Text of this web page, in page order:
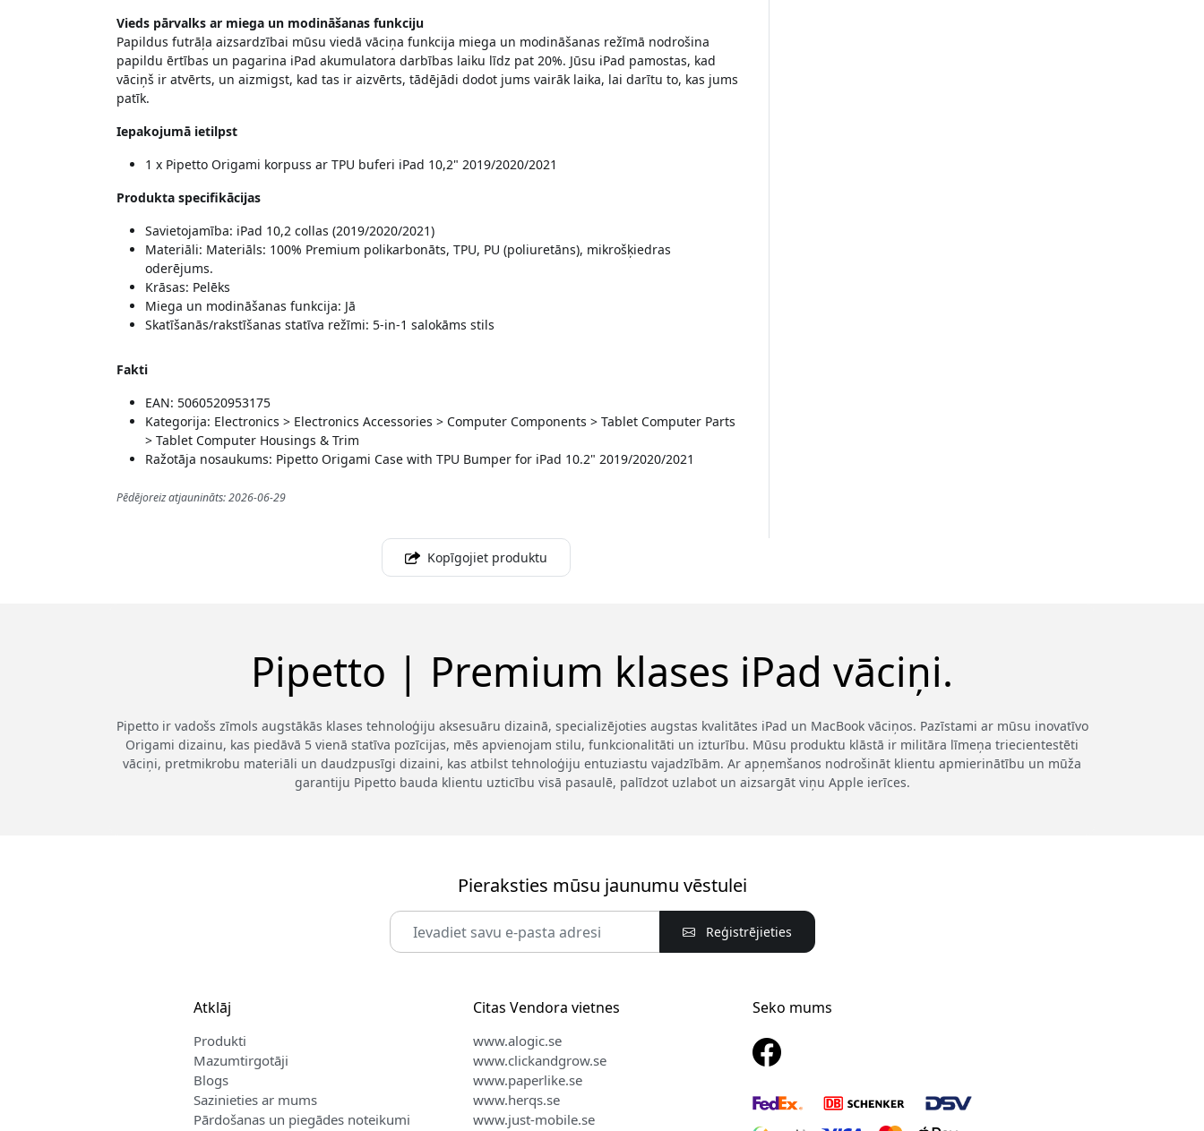
Vieds pārvalks ar miega un modināšanas funkciju
Papildus futrāļa aizsardzībai mūsu viedā vāciņa funkcija miega un modināšanas režīmā nodrošina
papildu ērtības un pagarina iPad akumulatora darbības laiku līdz pat 20%. Jūsu iPad pamostas, kad
vāciņš ir atvērts, un aizmigst, kad tas ir aizvērts, tādējādi dodot jums vairāk laika, lai darītu to, kas jums
patīk.
Iepakojumā ietilpst
1 x Pipetto Origami korpuss ar TPU buferi iPad 10,2" 2019/2020/2021
Produkta specifikācijas
Savietojamība: iPad 10,2 collas (2019/2020/2021)
Materiāli: Materiāls: 100% Premium polikarbonāts, TPU, PU (poliuretāns), mikrošķiedras
oderējums.
Krāsas: Pelēks
Miega un modināšanas funkcija: Jā
Skatīšanās/rakstīšanas statīva režīmi: 5-in-1 salokāms stils
Fakti
EAN: 5060520953175
Kategorija: Electronics > Electronics Accessories > Computer Components > Tablet Computer Parts
> Tablet Computer Housings & Trim
Ražotāja nosaukums: Pipetto Origami Case with TPU Bumper for iPad 10.2" 2019/2020/2021
Pēdējoreiz atjaunināts: 2026-06-29
Kopīgojiet produktu
Pipetto | Premium klases iPad vāciņi.
Pipetto ir vadošs zīmols augstākās klases tehnoloģiju aksesuāru dizainā, specializējoties augstas kvalitātes iPad un MacBook vāciņos. Pazīstami ar mūsu inovatīvo
Origami dizainu, kas piedāvā 5 vienā statīva pozīcijas, mēs apvienojam stilu, funkcionalitāti un izturību. Mūsu produktu klāstā ir militāra līmeņa triecientestēti
vāciņi, pretmikrobu materiāli un daudzpusīgi dizaini, kas atbilst tehnoloģiju entuziastu vajadzībām. Ar apņemšanos nodrošināt klientu apmierinātību un mūža
garantiju Pipetto bauda klientu uzticību visā pasaulē, palīdzot uzlabot un aizsargāt viņu Apple ierīces.
Pieraksties mūsu jaunumu vēstulei
Reģistrējieties
Atklāj
Produkti
Mazumtirgotāji
Blogs
Sazinieties ar mums
Pārdošanas un piegādes noteikumi
Citas Vendora vietnes
www.alogic.se
www.clickandgrow.se
www.paperlike.se
www.herqs.se
www.just-mobile.se
Seko mums